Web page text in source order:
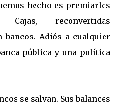
hecho es premiarles
Cajas, reconvertidas
bancos. Adiós a cualquier
pública y una política
se salvan. Sus balances